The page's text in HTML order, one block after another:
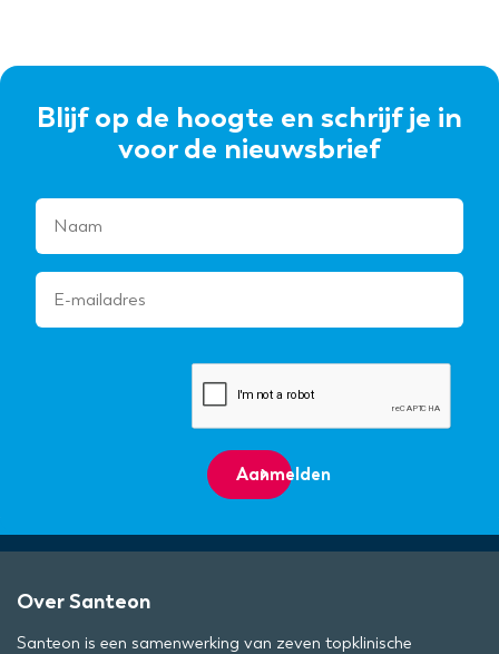
Blijf op de hoogte en schrijf je in
voor de nieuwsbrief
Aanmelden
Over Santeon
Santeon is een samenwerking van zeven topklinische